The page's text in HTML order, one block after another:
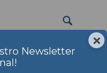
×
Newsletter
/ Jersey